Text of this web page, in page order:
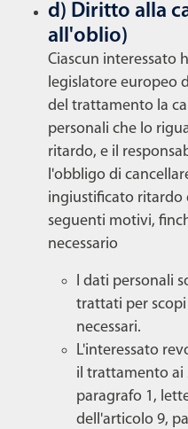
d) Diritto alla
all'oblio)
Ciascun interessato
legislatore europeo
del trattamento la
personali che lo
ritardo, e il
l'obbligo di
ingiustificato ritardo
seguenti motivi,
necessario
I dati personali
trattati per
necessari.
L'interessato
il trattamento ai
paragrafo 1,
dell'articolo 9,